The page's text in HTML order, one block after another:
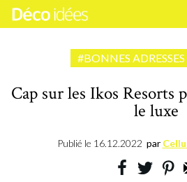
#BONNES ADRESSES
Cap sur les Ikos Resorts
le luxe
Publié le 16.12.2022 par